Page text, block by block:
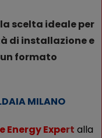
scelta ideale per
di installazione e
formato
MILANO
Expert alla